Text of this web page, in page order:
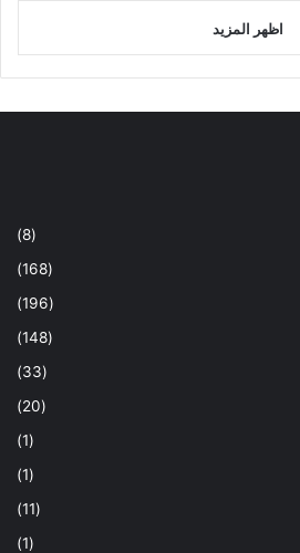
اظهر المزيد
(8)
(168)
(196)
(148)
(33)
(20)
(1)
(1)
(11)
(1)